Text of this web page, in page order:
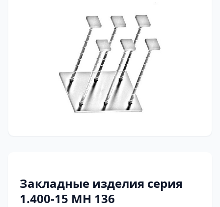
Закладные изделия серия
1.400-15 МН 136